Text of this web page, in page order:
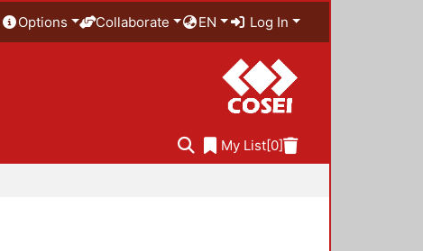
Options Collaborate EN Log In
My List[0]